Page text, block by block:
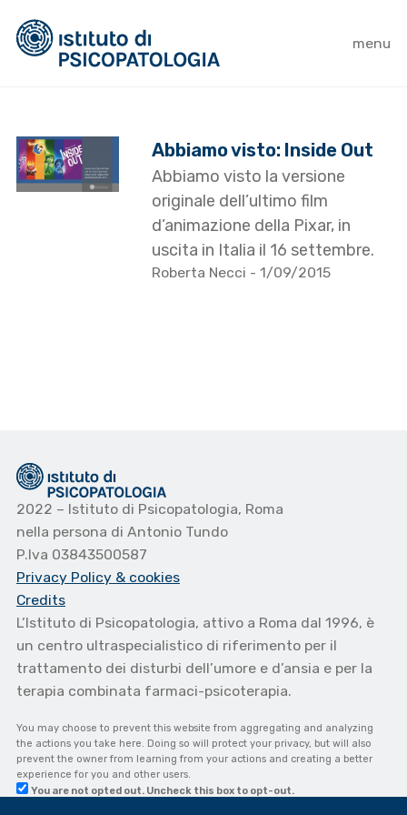
menu
Abbiamo visto: Inside Out
Abbiamo visto la versione
originale dell’ultimo film
d’animazione della Pixar, in
uscita in Italia il 16 settembre.
Roberta Necci - 1/09/2015
2022 – Istituto di Psicopatologia, Roma
nella persona di Antonio Tundo
P.Iva 03843500587
Privacy Policy & cookies
Credits
L’Istituto di Psicopatologia, attivo a Roma dal 1996, è
un centro ultraspecialistico di riferimento per il
trattamento dei disturbi dell’umore e d’ansia e per la
terapia combinata farmaci-psicoterapia.
You may choose to prevent this website from aggregating and analyzing
the actions you take here. Doing so will protect your privacy, but will also
prevent the owner from learning from your actions and creating a better
experience for you and other users.
You are not opted out. Uncheck this box to opt-out.